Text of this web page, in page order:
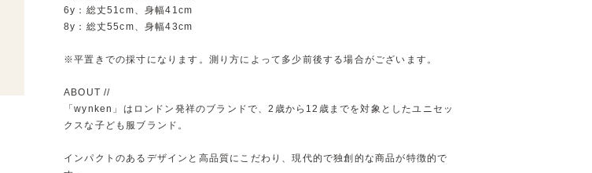
6y：総丈51cm、身幅41cm
8y：総丈55cm、身幅43cm
※平置きでの採寸になります。測り方によって多少前後する場合がございます。
ABOUT //
「wynken」はロンドン発祥のブランドで、2歳から12歳までを対象としたユニセッ
クスな子ども服ブランド。
インパクトのあるデザインと高品質にこだわり、現代的で独創的な商品が特徴的で